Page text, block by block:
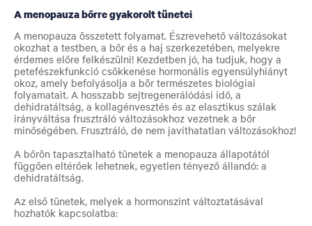
A menopauza bőrre gyakorolt tünetei
A menopauza összetett folyamat. Észrevehető változásokat
okozhat a testben, a bőr és a haj szerkezetében, melyekre
érdemes előre felkészülni! Kezdetben jó, ha tudjuk, hogy a
petefészekfunkció csökkenése hormonális egyensúlyhiányt
okoz, amely befolyásolja a bõr természetes biológiai
folyamatait. A hosszabb sejtregenerálódási idő, a
dehidratáltság, a kollagénvesztés és az elasztikus szálak
irányváltása frusztráló változásokhoz vezetnek a bőr
minőségében. Frusztráló, de nem javíthatatlan változásokhoz!
A bőrön tapasztalható tünetek a menopauza állapotától
függően eltérőek lehetnek, egyetlen tényező állandó: a
dehidratáltság.
Az első tünetek, melyek a hormonszint változtatásával
hozhatók kapcsolatba: